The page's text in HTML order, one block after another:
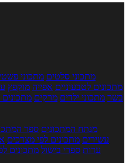
מתכוני סלטים מתכוני
מתכונים לטבעוניים אפייה מוקפץ
בשר מתכוני ילדים מרקים מתכונים
מנתח המתכונים ספר
עשירים מתכונים לפי מצרכים
עדות ספרי בישול מתכונים